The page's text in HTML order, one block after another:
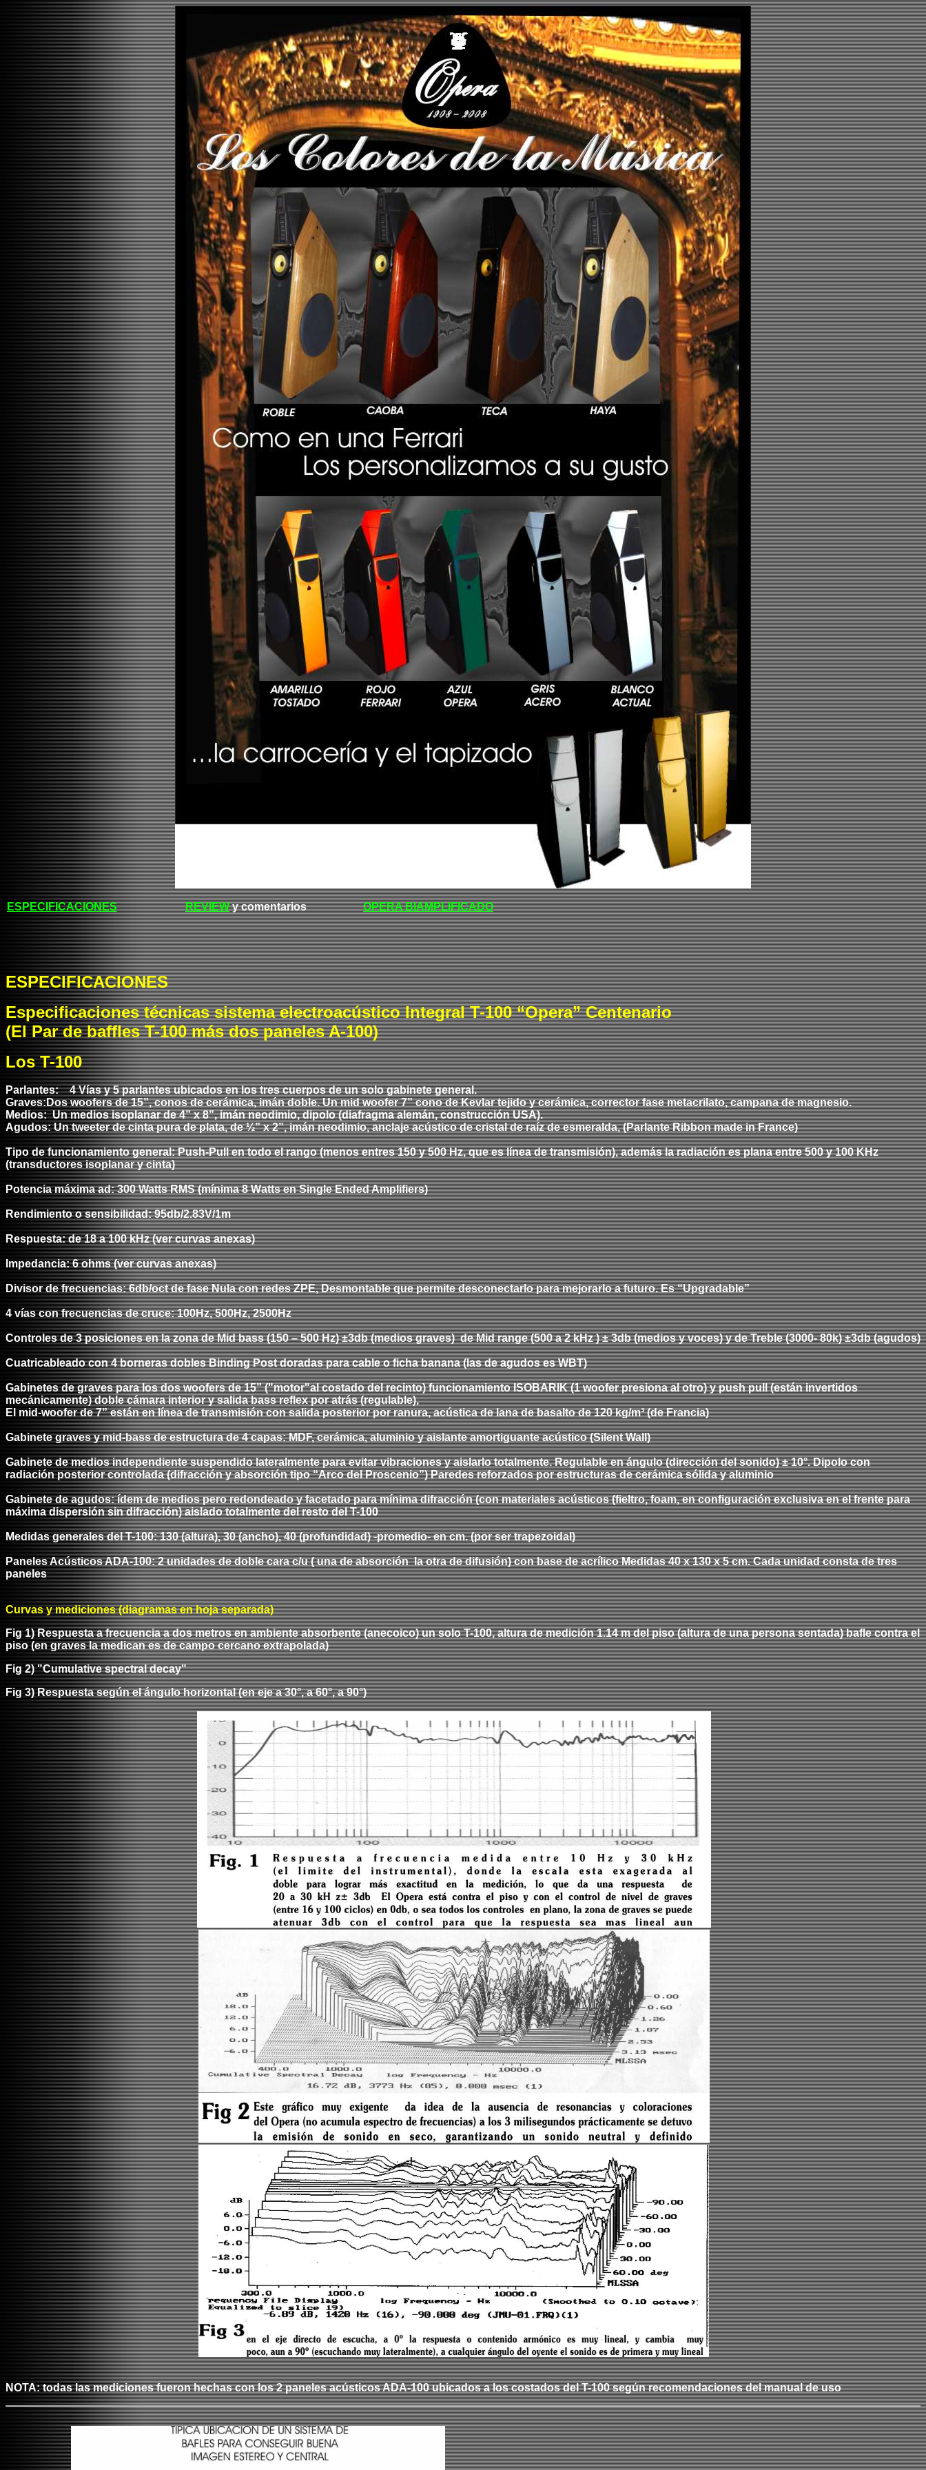
ESPECIFICACIONES REVIEWy comentarios OPERA BIAMPLIFICADO
ESPECIFICACIONES
Especificaciones técnicas sistemaelectroacústicoIntegral T-100 “Opera” Centenario
(ElPar de baffles T-100 más dos paneles A-100)
Los T-100
Parlantes:4 Vías y 5 parlantes ubicados enlostres cuerpos de un solo gabinete general.
Graves:Dos woofers de 15”,conosde cerámica, imán doble. Un mid woofer 7” cono de Kevlartejidoy cerámica, corrector fase metacrilato, campana de magnesio.
Medios:Un medios isoplanar de 4” x 8”, imán neodimio, dipolo (diafragma alemán, construcción USA).
Agudos:Un tweeter de cinta pura de plata, de ½” x2”, imán neodimio, anclaje acústico de cristal de raíz de esmeralda, (Parlante Ribbon made in France)
Tipo de funcionamiento general: Push-Pull en todo el rango (menos entres 150 y 500 Hz, que es línea de transmisión), ademáslaradiaciónesplana entre 500 y 100 KHz
(transductores isoplanar y cinta)
Potencia máxima ad: 300 Watts RMS (mínima 8WattsenSingle Ended Amplifiers)
Rendimiento o sensibilidad: 95db/2.83V/1m
Respuesta: de 18 a 100 kHz (ver curvas anexas)
Impedancia: 6 ohms (ver curvas anexas)
Divisor de frecuencias: 6db/oct de fase Nula con redes ZPE,Desmontableque permite desconectarlo para mejorarlo a futuro. Es “Upgradable”
4 víascon frecuenciasde cruce: 100Hz, 500Hz, 2500Hz
Controles de 3 posicionesen la zona deMid bass (150 – 500 Hz) ±3db (medios graves)deMid range (500 a 2 kHz ) ± 3db (medios y voces)y deTreble (3000-80k) ±3db (agudos)
Cuatricableadocon4 borneras dobles Binding Post doradas para cable o ficha banana (las de agudos es WBT)
Gabinetes de graves para los dos woofers de 15” ("motor"al costado del recinto) funcionamiento ISOBARIK (1 woofer presiona al otro) y push pull (están invertidos
mecánicamente) doble cámara interior y salida bass reflex por atrás (regulable),
E l mid-woofer de 7” están en línea de transmisión con salida posterior por ranura, acústica de lana de basalto de 120 kg/m³ (de Francia)
Gabinetegraves y mid-bassde estructura de 4 capas: MDF, cerámica, aluminio y aislante amortiguante acústico(Silent Wall)
Gabinete de medios independiente suspendido lateralmente para evitar vibraciones y aislarlo totalmente. Regulable en ángulo (dirección del sonido) ± 10°. Dipolo con
radiación posterior controlada (difracción y absorción tipo “Arco del Proscenio”) Paredes reforzados por estructuras de cerámica sólida y aluminio
Gabinete de agudos: ídem de medios pero redondeado y facetado para mínima difracción (con materiales acústicos (fieltro, foam, en configuración exclusiva en el frente para
máxima dispersión sin difracción) aislado totalmente del resto del T-100
Medidas generales del T-100: 130 (altura), 30 (ancho), 40 (profundidad) -promedio- en cm. (por ser trapezoidal)
Paneles Acústicos ADA-100: 2 unidades de doble cara c/u (una deabsorciónla otra dedifusión) con base deacrílico Medidas 40 x 130 x 5 cm.Cada unidad consta de tres
paneles
Curvas y mediciones (diagramas en hoja separada)
Fig1) Respuesta a frecuencia a dos metros en ambiente absorbente (anecoico) un solo T-100, altura de medición 1.14 m del piso (altura de una persona sentada) bafle contra el
piso (en graves la medican es de campo cercano extrapolada)
Fig2)"Cumulative spectral decay"
Fig3) Respuesta según el ángulo horizontal (en eje a30°, a60°, a90°)
NOTA: todas las mediciones fueron hechas con los 2 paneles acústicos ADA-100 ubicados a los costados del T-100 según recomendaciones del manual de uso